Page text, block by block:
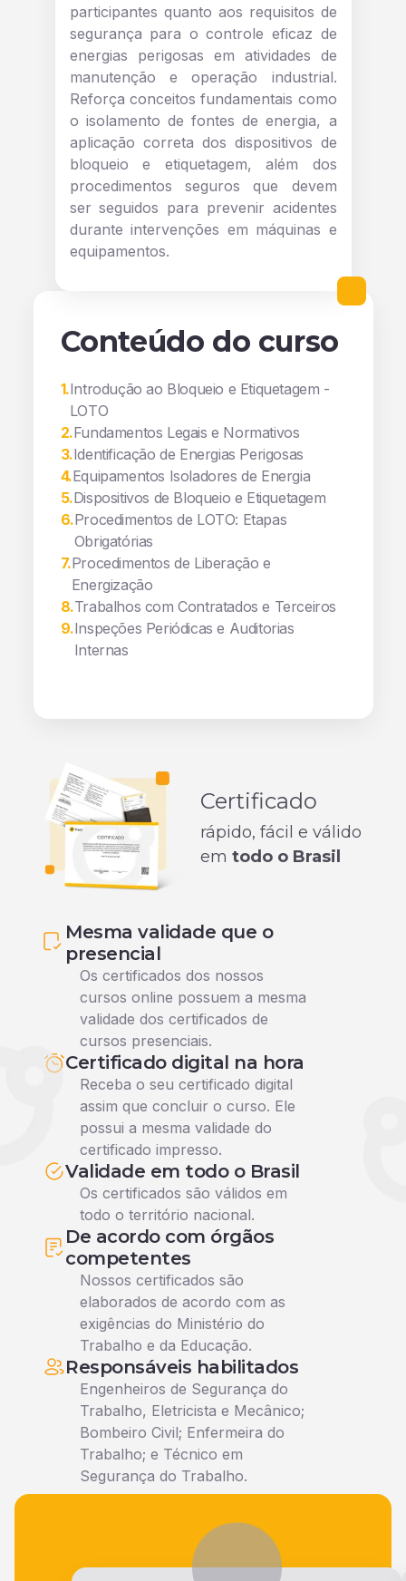
participantes quanto aos requisitos de
segurança para o controle eficaz de
energias perigosas em atividades de
manutenção e operação industrial.
Reforça conceitos fundamentais como
o isolamento de fontes de energia, a
aplicação correta dos dispositivos de
bloqueio e etiquetagem, além dos
procedimentos seguros que devem
ser seguidos para prevenir acidentes
durante intervenções em máquinas e
equipamentos.
Conteúdo do curso
1.Introdução ao Bloqueio e Etiquetagem -
LOTO
2.Fundamentos Legais e Normativos
3.Identificação de Energias Perigosas
4.Equipamentos Isoladores de Energia
5.Dispositivos de Bloqueio e Etiquetagem
6.Procedimentos de LOTO: Etapas
Obrigatórias
7.Procedimentos de Liberação e
Energização
8.Trabalhos com Contratados e Terceiros
9.Inspeções Periódicas e Auditorias
Internas
Certificado
rápido, fácil e válido
em todo o Brasil
Mesma validade que o
presencial
Os certificados dos nossos
cursos online possuem a mesma
validade dos certificados de
cursos presenciais.
Certificado digital na hora
Receba o seu certificado digital
assim que concluir o curso. Ele
possui a mesma validade do
certificado impresso.
Validade em todo o Brasil
Os certificados são válidos em
todo o território nacional.
De acordo com órgãos
competentes
Nossos certificados são
elaborados de acordo com as
exigências do Ministério do
Trabalho e da Educação.
Responsáveis habilitados
Engenheiros de Segurança do
Trabalho, Eletricista e Mecânico;
Bombeiro Civil; Enfermeira do
Trabalho; e Técnico em
Segurança do Trabalho.
Veja o que nossos alunos falam